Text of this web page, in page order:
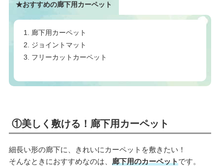
★おすすめの廊下用カーペット
廊下用カーペット
ジョイントマット
フリーカットカーペット
①美しく敷ける！廊下用カーペット
細長い形の廊下に、きれいにカーペットを敷きたい！
そんなときにおすすめなのは、 廊下用のカーペットです。